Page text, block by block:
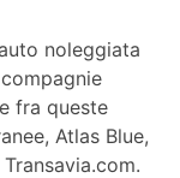
noleggiata
fra queste
Atlas Blue,